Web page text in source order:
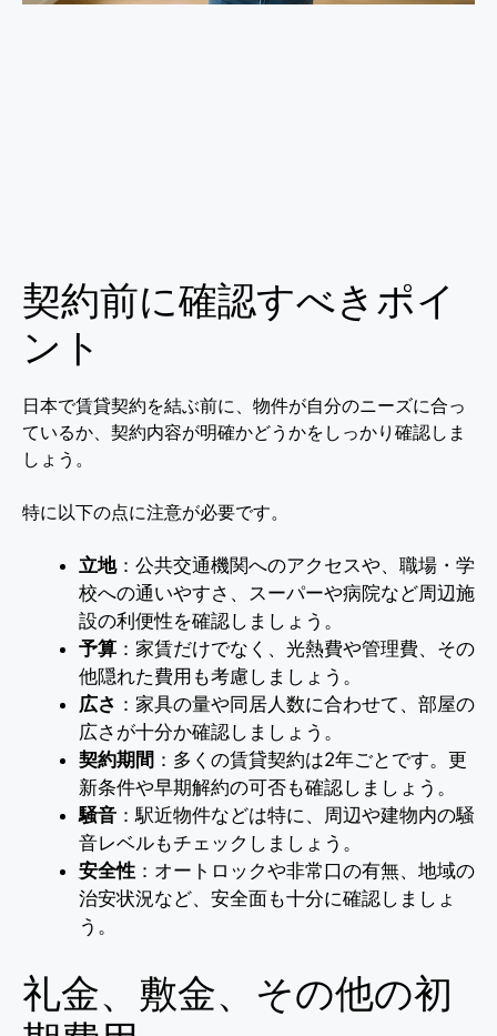
契約前に確認すべきポイ
ント
日本で賃貸契約を結ぶ前に、物件が自分のニーズに合っ
ているか、契約内容が明確かどうかをしっかり確認しま
しょう。
特に以下の点に注意が必要です。
立地：公共交通機関へのアクセスや、職場・学
校への通いやすさ、スーパーや病院など周辺施
設の利便性を確認しましょう。
予算 ：家賃だけでなく、光熱費や管理費、その
他隠れた費用も考慮しましょう。
広さ ：家具の量や同居人数に合わせて、部屋の
広さが十分か確認しましょう。
契約期間 ：多くの賃貸契約は2年ごとです。更
新条件や早期解約の可否も確認しましょう。
騒音 ：駅近物件などは特に、周辺や建物内の騒
音レベルもチェックしましょう。
安全性 ：オートロックや非常口の有無、地域の
治安状況など、安全面も十分に確認しましょ
う。
礼金、敷金、その他の初